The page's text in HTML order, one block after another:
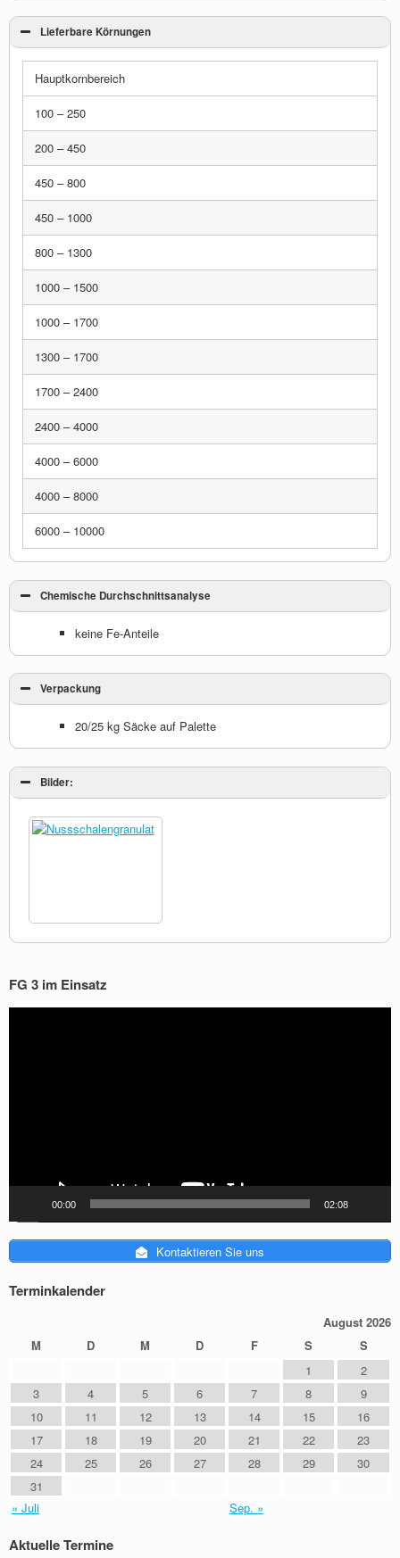
Lieferbare Körnungen
Hauptkornbereich
100 – 250
200 – 450
450 – 800
450 – 1000
800 – 1300
1000 – 1500
1000 – 1700
1300 – 1700
1700 – 2400
2400 – 4000
4000 – 6000
4000 – 8000
6000 – 10000
Chemische Durchschnittsanalyse
keine Fe-Anteile
Verpackung
20/25 kg Säcke auf Palette
Bilder:
FG 3 im Einsatz
00:00 02:08
Kontaktieren Sie uns
Terminkalender
August 2026
M
D M D F S
S
1
2
3
4 5 6 7 8
9
10
11 12 13 14 15
16
17
18 19 20 21 22
23
24
25 26 27 28 29
30
31
« Juli
Sep. »
Aktuelle Termine